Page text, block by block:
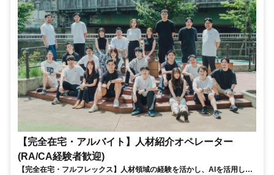
【完全在宅・アルバイト】人材紹介オペレーター
(RA/CA経験者歓迎)
【完全在宅・フルフレックス】人材領域の経験を活かし、AIを活用した